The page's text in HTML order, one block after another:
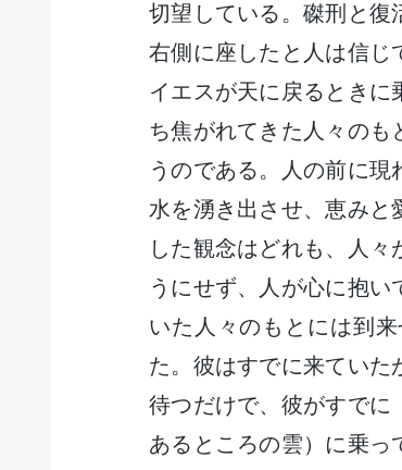
切望している。磔刑と復
右側に座したと人は信じ
イエスが天に戻るとき
ち焦がれてきた人々のも
うのである。人の前に
水を湧き出させ、恵みと
した観念はどれも、人
うにせず、人が心に抱
いた人々のもとには到
た。彼はすでに来ていた
待つだけで、彼がすでに
あるところの雲）に乗っ